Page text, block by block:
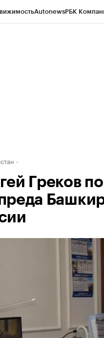
AutonewsРБК
Греков